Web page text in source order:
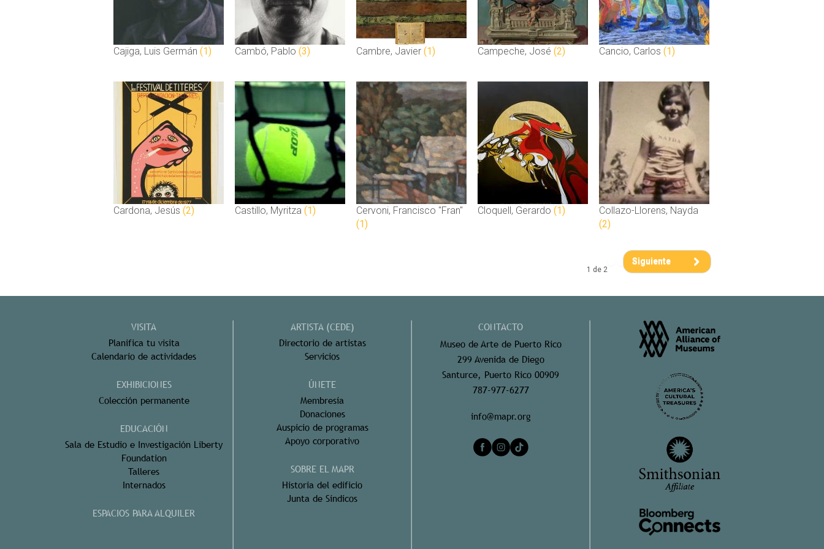
Cajiga, Luis Germán (1) Cambó, Pablo (3) Cambre, Javier (1) Campeche, José (2) Cancio, Carlos (1)
Cardona, Jesús (2) Castillo, Myritza (1)
Cervoni, Francisco "Fran"
(1)
Cloquell, Gerardo (1)
Collazo-Llorens, Nayda
(2)
1 de 2
Siguiente
VISITA
Planifica tu visita
Calendario de actividades
EXHIBICIONES
Colección permanente
EDUCACIÓN
Sala de Estudio e Investigación Liberty
Foundation
Talleres
Internados
ESPACIOS PARA ALQUILER
ARTISTA (CEDE)
Directorio de artistas
Servicios
ÚNETE
Membresía
Donaciones
Auspicio de programas
Apoyo corporativo
SOBRE EL MAPR
Historia del edificio
Junta de Síndicos
CONTACTO
Museo de Arte de Puerto Rico
299 Avenida de Diego
Santurce, Puerto Rico 00909
787-977-6277
info@mapr.org